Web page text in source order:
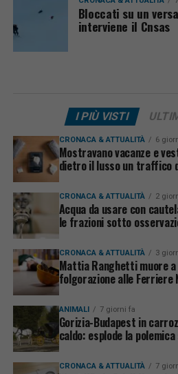
Bloccati su un
interviene il Cnsas
I PIÙ VISTI
CRONACA & ATTUALITÀ 6
Mostravano vacanze e
dietro il lusso un traffico
CRONACA & ATTUALITÀ 2
Acqua da usare con
le frazioni sotto
CRONACA & ATTUALITÀ 3
Mattia Ranghetti muore a
folgorazione alle Ferriere
ANIMALI 7 giorni fa
Gorizia-Budapest in
caldo: esplode la
CRONACA & ATTUALITÀ 7